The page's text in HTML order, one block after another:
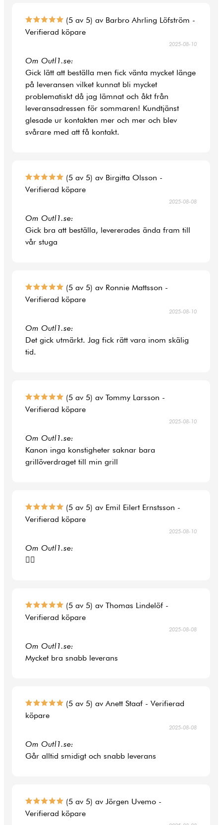
(5 av 5) av Barbro Ahrling Löfström -
Verifierad köpare
2025-08-10
Om Outl1.se:
Gick lätt att beställa men fick vänta mycket länge
på leveransen vilket kunnat bli mycket
problematiskt då jag lämnat och åkt från
leveransadressen för sommaren! Kundtjänst
glesade ur kontakten mer och mer och blev
svårare med att få kontakt.
(5 av 5) av Birgitta Olsson -
Verifierad köpare
2025-08-08
Om Outl1.se:
Gick bra att beställa, levererades ända fram till
vår stuga
(5 av 5) av Ronnie Mattsson -
Verifierad köpare
2025-08-10
Om Outl1.se:
Det gick utmärkt. Jag fick rätt vara inom skälig
tid.
(5 av 5) av Tommy Larsson -
Verifierad köpare
2025-08-10
Om Outl1.se:
Kanon inga konstigheter saknar bara
grillöverdraget till min grill
(5 av 5) av Emil Eilert Ernstsson -
Verifierad köpare
2025-08-10
Om Outl1.se:
👍🏻
(5 av 5) av Thomas Lindelöf -
Verifierad köpare
2025-08-08
Om Outl1.se:
Mycket bra snabb leverans
(5 av 5) av Anett Staaf - Verifierad
köpare
2025-08-08
Om Outl1.se:
Går alltid smidigt och snabb leverans
(5 av 5) av Jörgen Uvemo -
Verifierad köpare